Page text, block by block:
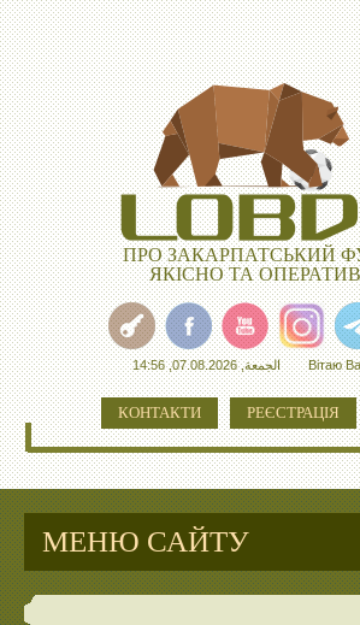
ПРО ЗАКАРПАТСЬКИЙ
ЯКІСНО ТА
الجمعة, 07.08.2026, 14:56 Вітаю
КОНТАКТИ РЕЄСТРАЦІЯ
МЕНЮ САЙТУ